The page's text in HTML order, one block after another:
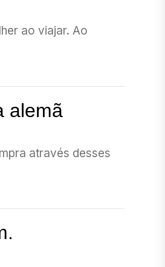
ao viajar. Ao
alemã
através desses